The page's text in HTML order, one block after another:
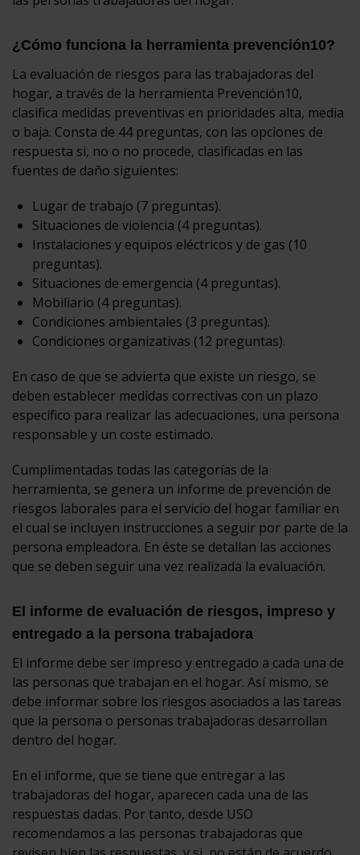
¿Cómo funciona la herramienta prevención10?
La evaluación de riesgos para las trabajadoras del
hogar, a través de la herramienta Prevención10,
clasifica medidas preventivas en prioridades alta, media
o baja. Consta de 44 preguntas, con las opciones de
respuesta si, no o no procede, clasificadas en las
fuentes de daño siguientes:
Lugar de trabajo (7 preguntas).
Situaciones de violencia (4 preguntas).
Instalaciones y equipos eléctricos y de gas (10
preguntas).
Situaciones de emergencia (4 preguntas).
Mobiliario (4 preguntas).
Condiciones ambientales (3 preguntas).
Condiciones organizativas (12 preguntas).
En caso de que se advierta que existe un riesgo, se
deben establecer medidas correctivas con un plazo
específico para realizar las adecuaciones, una persona
responsable y un coste estimado.
Cumplimentadas todas las categorías de la
herramienta, se genera un informe de prevención de
riesgos laborales para el servicio del hogar familiar en
el cual se incluyen instrucciones a seguir por parte de la
persona empleadora. En éste se detallan las acciones
que se deben seguir una vez realizada la evaluación.
El informe de evaluación de riesgos, impreso y
entregado a la persona trabajadora
El informe debe ser impreso y entregado a cada una de
las personas que trabajan en el hogar. Así mismo, se
debe informar sobre los riesgos asociados a las tareas
que la persona o personas trabajadoras desarrollan
dentro del hogar.
En el informe, que se tiene que entregar a las
trabajadoras del hogar, aparecen cada una de las
respuestas dadas. Por tanto, desde USO
recomendamos a las personas trabajadoras que